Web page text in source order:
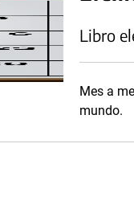
Libro
Mes a
mundo.